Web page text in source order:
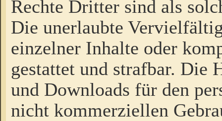
Rechte Dritter sind als
Die unerlaubte
einzelner Inhalte oder
gestattet und strafbar. Die
und Downloads für den
nicht kommerziellen